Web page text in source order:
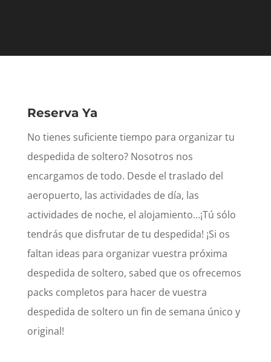
Reserva Ya
No tienes suficiente tiempo para organizar tu
despedida de soltero? Nosotros nos
encargamos de todo. Desde el traslado del
aeropuerto, las actividades de día, las
actividades de noche, el alojamiento…¡Tú sólo
tendrás que disfrutar de tu despedida! ¡Si os
faltan ideas para organizar vuestra próxima
despedida de soltero, sabed que os ofrecemos
packs completos para hacer de vuestra
despedida de soltero un fin de semana único y
original!